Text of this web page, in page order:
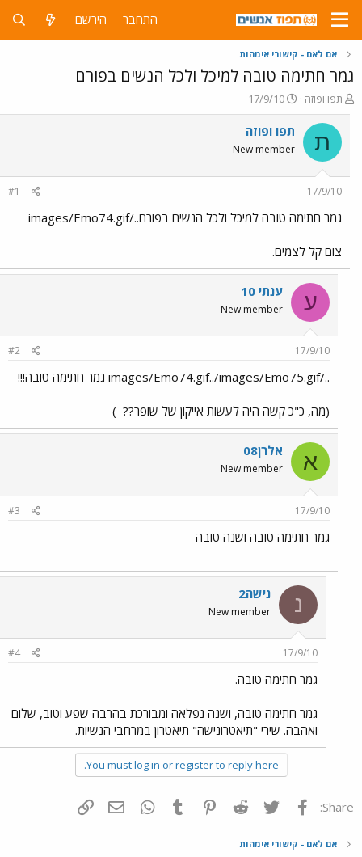
התחבר הירשם
אם לאם - קישורי אימהות
גמר חתימה טובה למיכל ולכל הנשים בפורם
פ
ו
ת
ח
ה
ו
ש
א
תפו ופוזה
פ
ו
ר
ס
ם
ר
17/9/10
ת תפו ופוזה
New member
17/9/10
#1
גמר חתימה טובה למיכל ולכל הנשים בפורם../images/Emo74.gif
צום קל לצמים.
ע ענתי 10
New member
17/9/10
#2
../images/Emo74.gif../images/Emo75.gif גמר חתימה טובה!!!
(מה, כ"כ קשה היה לעשות אייקון של שופר?? )
א אלרן08
New member
17/9/10
#3
גמר חתימה טובה ושנה טובה
נ נישה2
New member
17/9/10
#4
גמר חתימה טובה.
גמר חתימה טובה, ושנה נפלאה ומבורכת בהרבה שפע וטוב, שלום
ואהבה. שירי "תיאטרונישה" תיאטרון במרחבי הנשיות.
You must log in or register to reply here.
Share: פייסבוק Twitter
Reddit
Pinterest
Tumblr
WhatsAppדואר אלקטרוני
אם לאם - קישורי אימהות